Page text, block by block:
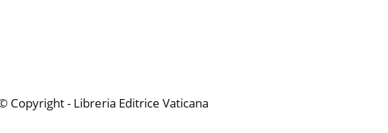
Copyright - Libreria Editrice Vaticana